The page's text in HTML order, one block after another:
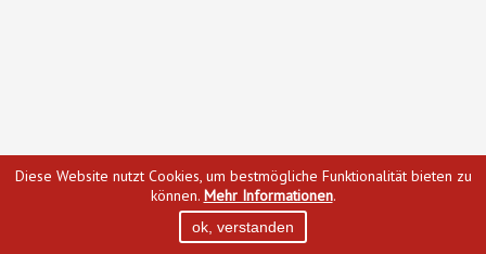
Diese Website nutzt Cookies, um bestmögliche Funktionalität bieten zu
können. Mehr Informationen.
ok, verstanden